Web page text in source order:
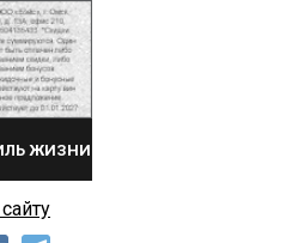
ЖИЗНИ